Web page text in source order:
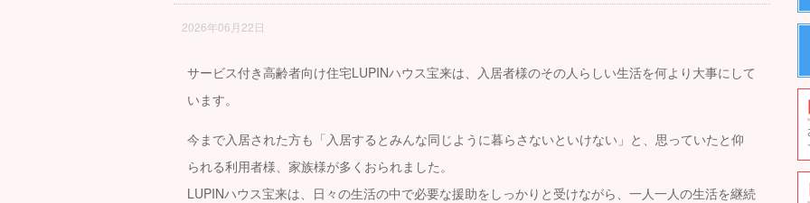
2026年06月22日
サービス付き高齢者向け住宅LUPINハウス宝来は、入居者様のその人らしい生活を何より大事にして
います。
今まで入居された方も「入居するとみんな同じように暮らさないといけない」と、思っていたと仰
られる利用者様、家族様が多くおられました。
LUPINハウス宝来は、日々の生活の中で必要な援助をしっかりと受けながら、一人一人の生活を継続